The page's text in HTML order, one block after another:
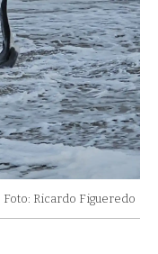
Foto: Ricardo Figueredo